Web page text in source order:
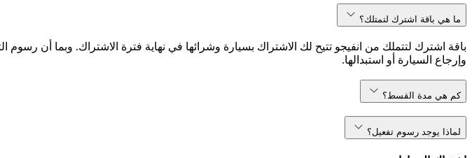
ما هي باقة اشترك لتمتلك؟
باقة اشترك لتتملك من انفيجو تتيح لك الاشتراك بسيارة وشرائها في نهاية فترة الاشتراك. وبما أن
وإرجاع السيارة أو استبدالها.
كم هي مدة القسط؟
لماذا يوجد رسوم تفعيل؟